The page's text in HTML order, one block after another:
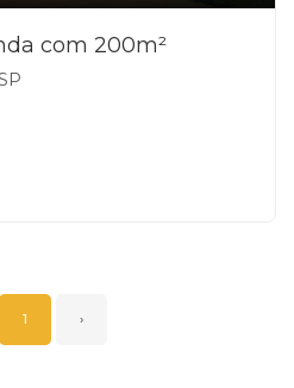
com 200m²
1 ›